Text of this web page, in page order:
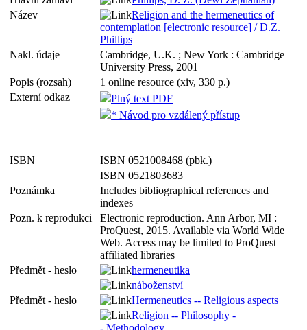
Název
Religion and the hermeneutics of
contemplation [electronic resource] / D.Z.
Phillips
Nakl. údaje
Cambridge, U.K. ; New York : Cambridge
University Press, 2001
Popis (rozsah)
1 online resource (xiv, 330 p.)
Externí odkaz
Plný text PDF
* Návod pro vzdálený přístup
ISBN
ISBN 0521008468 (pbk.)
ISBN 0521803683
Poznámka
Includes bibliographical references and
indexes
Pozn. k reprodukci
Electronic reproduction. Ann Arbor, MI :
ProQuest, 2015. Available via World Wide
Web. Access may be limited to ProQuest
affiliated libraries
Předmět - heslo
hermeneutika
náboženství
Předmět - heslo
Hermeneutics -- Religious aspects
Religion -- Philosophy -
- Methodology